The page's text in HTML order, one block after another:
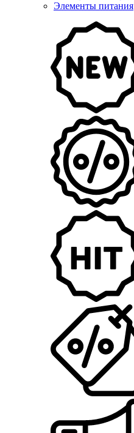
Элементы питания